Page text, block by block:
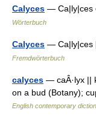
Calyces — Ca|ly|ces
Wörterbuch
Calyces — Ca|ly|ces
Fremdwörterbuch
calyces — caÂ·lyx ||
on a bud (Botany);
English contemporary